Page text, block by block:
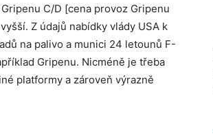
C/D [cena provoz Gripenu
Z údajů nabídky vlády USA k
na palivo a munici 24 letounů F-
Gripenu. Nicméně je třeba
platformy a zároveň výrazně